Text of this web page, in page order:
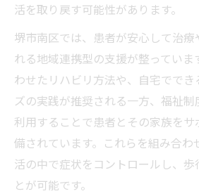
活を取り戻す可能性があります。
堺市南区では、患者が安心して治療
れる地域連携型の支援が整っていま
わせたリハビリ方法や、自宅ででき
ズの実践が推奨される一方、福祉
利用することで患者とその家族を
備されています。これらを組み合わ
活の中で症状をコントロールし、歩
とが可能です。